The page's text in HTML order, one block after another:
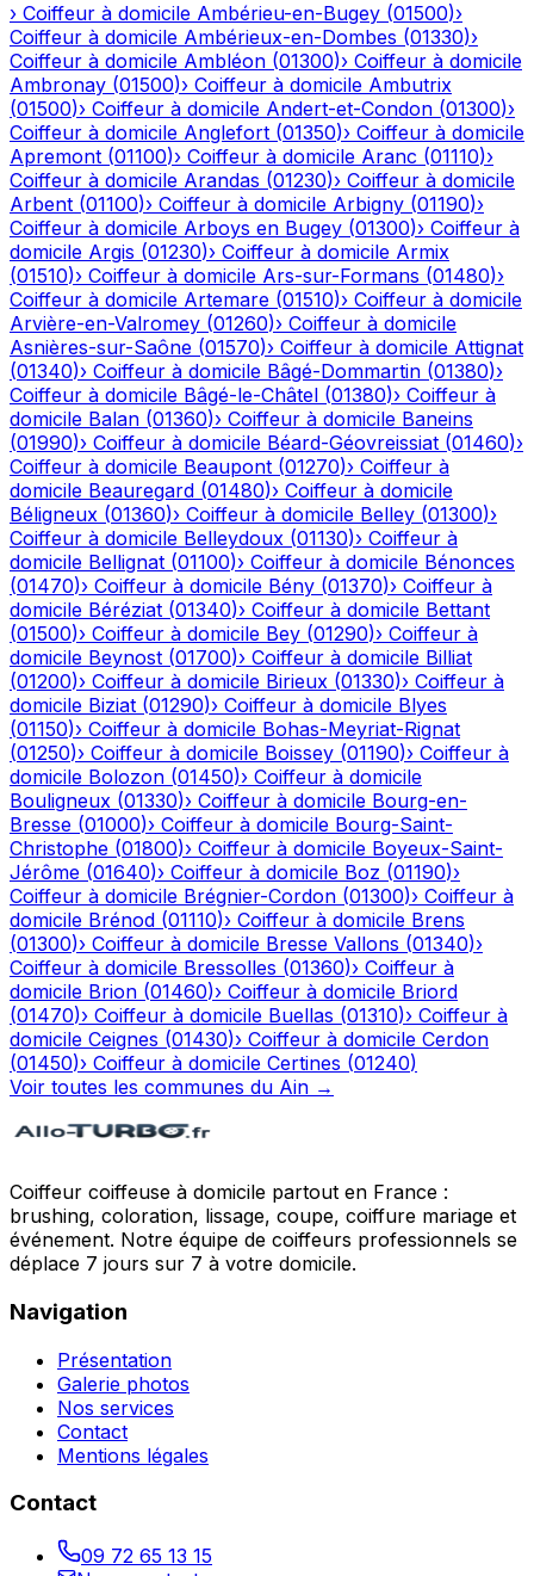
› Coiffeur à domicile Ambérieu-en-Bugey (01500)›
Coiffeur à domicile Ambérieux-en-Dombes (01330)›
Coiffeur à domicile Ambléon (01300)› Coiffeur à domicile
Ambronay (01500)› Coiffeur à domicile Ambutrix
(01500)› Coiffeur à domicile Andert-et-Condon (01300)›
Coiffeur à domicile Anglefort (01350)› Coiffeur à domicile
Apremont (01100)› Coiffeur à domicile Aranc (01110)›
Coiffeur à domicile Arandas (01230)› Coiffeur à domicile
Arbent (01100)› Coiffeur à domicile Arbigny (01190)›
Coiffeur à domicile Arboys en Bugey (01300)› Coiffeur à
domicile Argis (01230)› Coiffeur à domicile Armix
(01510)› Coiffeur à domicile Ars-sur-Formans (01480)›
Coiffeur à domicile Artemare (01510)› Coiffeur à domicile
Arvière-en-Valromey (01260)› Coiffeur à domicile
Asnières-sur-Saône (01570)› Coiffeur à domicile Attignat
(01340)› Coiffeur à domicile Bâgé-Dommartin (01380)›
Coiffeur à domicile Bâgé-le-Châtel (01380)› Coiffeur à
domicile Balan (01360)› Coiffeur à domicile Baneins
(01990)› Coiffeur à domicile Béard-Géovreissiat (01460)›
Coiffeur à domicile Beaupont (01270)› Coiffeur à
domicile Beauregard (01480)› Coiffeur à domicile
Béligneux (01360)› Coiffeur à domicile Belley (01300)›
Coiffeur à domicile Belleydoux (01130)› Coiffeur à
domicile Bellignat (01100)› Coiffeur à domicile Bénonces
(01470)› Coiffeur à domicile Bény (01370)› Coiffeur à
domicile Béréziat (01340)› Coiffeur à domicile Bettant
(01500)› Coiffeur à domicile Bey (01290)› Coiffeur à
domicile Beynost (01700)› Coiffeur à domicile Billiat
(01200)› Coiffeur à domicile Birieux (01330)› Coiffeur à
domicile Biziat (01290)› Coiffeur à domicile Blyes
(01150)› Coiffeur à domicile Bohas-Meyriat-Rignat
(01250)› Coiffeur à domicile Boissey (01190)› Coiffeur à
domicile Bolozon (01450)› Coiffeur à domicile
Bouligneux (01330)› Coiffeur à domicile Bourg-en-
Bresse (01000)› Coiffeur à domicile Bourg-Saint-
Christophe (01800)› Coiffeur à domicile Boyeux-Saint-
Jérôme (01640)› Coiffeur à domicile Boz (01190)›
Coiffeur à domicile Brégnier-Cordon (01300)› Coiffeur à
domicile Brénod (01110)› Coiffeur à domicile Brens
(01300)› Coiffeur à domicile Bresse Vallons (01340)›
Coiffeur à domicile Bressolles (01360)› Coiffeur à
domicile Brion (01460)› Coiffeur à domicile Briord
(01470)› Coiffeur à domicile Buellas (01310)› Coiffeur à
domicile Ceignes (01430)› Coiffeur à domicile Cerdon
(01450)› Coiffeur à domicile Certines (01240)
Voir toutes les communes du Ain →
Coiffeur coiffeuse à domicile partout en France :
brushing, coloration, lissage, coupe, coiffure mariage et
événement. Notre équipe de coiffeurs professionnels se
déplace 7 jours sur 7 à votre domicile.
Navigation
Présentation
Galerie photos
Nos services
Contact
Mentions légales
Contact
09 72 65 13 15